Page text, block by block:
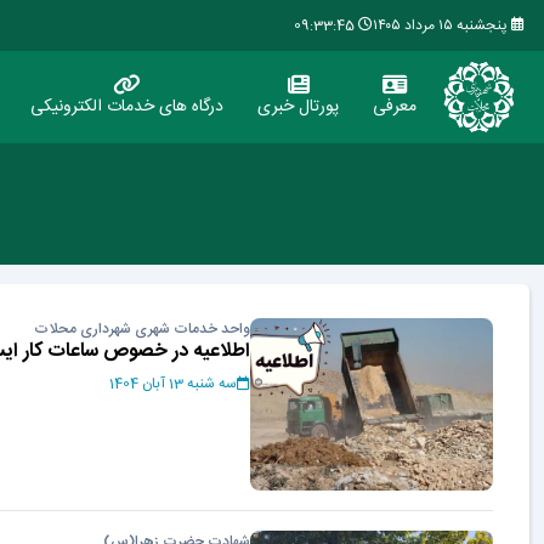
پنجشنبه ۱۵ مرداد ۱۴۰۵ 09:33:45
معرفی پورتال خبری درگاه های خدمات الکترونیکی
واحد خدمات شهری شهرداری محلات
اطلاعیه در خصوص ساعات کار
سه شنبه 13 آبان 1404